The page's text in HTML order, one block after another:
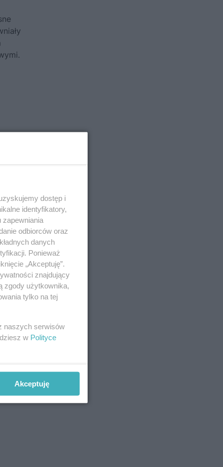
dostęp i
identyfikatory,
zapewniania
odbiorców oraz
danych
Ponieważ
„Akceptuję”.
znajdujący
zgody użytkownika,
tylko na tej
naszych serwisów
w Polityce
Akceptuję